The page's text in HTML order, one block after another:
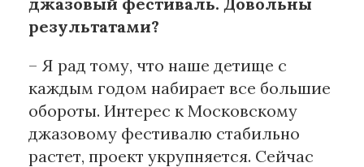
результатами?
– Я рад тому, что наше детище с
каждым годом набирает все большие
обороты. Интерес к Московскому
джазовому фестивалю стабильно
растет, проект укрупняется. Сейчас